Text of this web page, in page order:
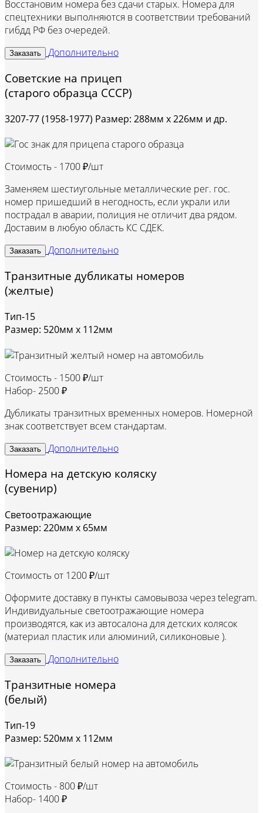
Восстановим номера без сдачи старых. Номера для
спецтехники выполняются в соответствии требований
гибдд РФ без очередей.
Заказать Дополнительно
Советские на прицеп
(старого образца СССР)
3207-77 (1958-1977) Размер: 288мм х 226мм и др.
Стоимость - 1700 ₽/шт
Заменяем шестиугольные металлические рег. гос.
номер пришедший в негодность, если украли или
пострадал в аварии, полиция не отличит два рядом.
Доставим в любую область КС СДЕК.
Заказать Дополнительно
Транзитные дубликаты номеров
(желтые)
Тип-15
Размер: 520мм х 112мм
Стоимость - 1500 ₽/шт
Набор- 2500 ₽
Дубликаты транзитных временных номеров. Номерной
знак соответствует всем стандартам.
Заказать Дополнительно
Номера на детскую коляску
(сувенир)
Светоотражающие
Размер: 220мм х 65мм
Стоимость от 1200 ₽/шт
Оформите доставку в пункты самовывоза через telegram.
Индивидуальные светоотражающие номера
производятся, как из автосалона для детских колясок
(материал пластик или алюминий, силиконовые ).
Заказать Дополнительно
Транзитные номера
(белый)
Тип-19
Размер: 520мм х 112мм
Стоимость - 800 ₽/шт
Набор- 1400 ₽